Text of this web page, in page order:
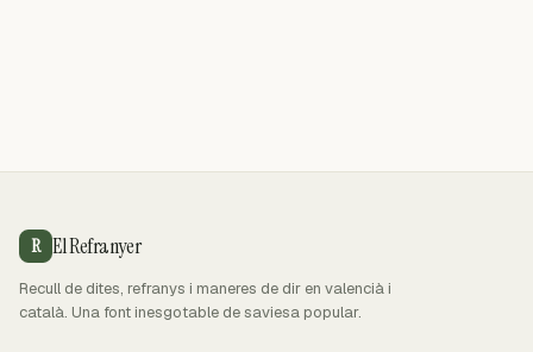
R El Refranyer
Recull de dites, refranys i maneres de dir en valencià i
català. Una font inesgotable de saviesa popular.